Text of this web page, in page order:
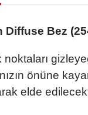
Bez
önüne
elde